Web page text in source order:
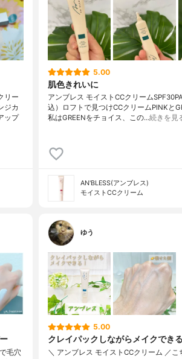
リー
ジカ
ップ
5.00
肌色きれいに
アンブレス モイストCCクリーム
込）ロフトで見つけCCクリームPINKと
私はGREENをチョイス、この…続きを見
AN'BLESS(アンブレス)
モイストCCクリーム
毛穴
ゆう
5.00
クレイパックしながらメイクできる
＼ アンブレス モイストCCクリーム ／こ